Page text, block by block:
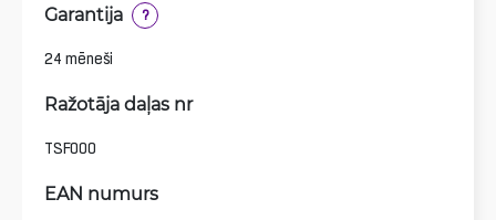
Garantija ?
24 mēneši
Ražotāja daļas nr
TSF000
EAN numurs